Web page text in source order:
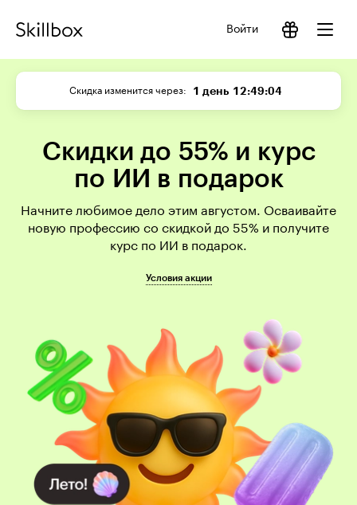
Войти
Скидка изменится через 1 день 12:49:04
Скидки до 55% и курс
по ИИ в подарок
Начните любимое дело этим августом. Осваивайте
новую профессию со скидкой до 55% и получите
курс по ИИ в подарок.
Условия акции